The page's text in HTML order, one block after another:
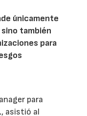
únicamente
también
para
para
, asistió al